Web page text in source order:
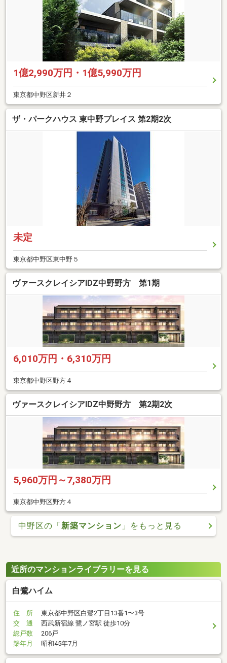
1億2,990万円・1億5,990万円
東京都中野区新井２
ザ・パークハウス 東中野プレイス 第2期2次
未定
東京都中野区東中野５
ヴァースクレイシアIDZ中野野方 第1期
6,010万円・6,310万円
東京都中野区野方４
ヴァースクレイシアIDZ中野野方 第2期2次
5,960万円～7,380万円
東京都中野区野方４
中野区の「新築マンション 」をもっと見る
近所のマンションライブラリーを見る
白鷺ハイム
住 所
東京都中野区白鷺2丁目13番1〜3号
交 通
西武新宿線 鷺ノ宮駅 徒歩10分
総戸数
206戸
築年月
昭和45年7月